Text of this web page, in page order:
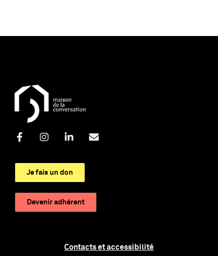
Je fais un don
Devenir adhérent
Contacts et accessibilité